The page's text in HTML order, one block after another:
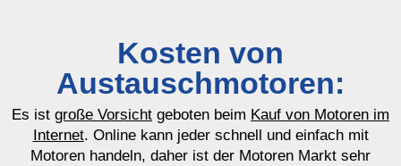
Kosten von
Austauschmotoren:
Es ist große Vorsicht geboten beim Kauf von Motoren im
Internet. Online kann jeder schnell und einfach mit
Motoren handeln, daher ist der Motoren Markt sehr